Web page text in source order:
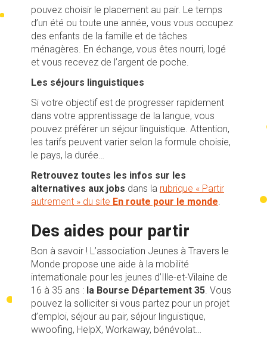
pouvez choisir le placement au pair. Le temps
d’un été ou toute une année, vous vous occupez
des enfants de la famille et de tâches
ménagères. En échange, vous êtes nourri, logé
et vous recevez de l’argent de poche.
Les séjours linguistiques
Si votre objectif est de progresser rapidement
dans votre apprentissage de la langue, vous
pouvez préférer un séjour linguistique. Attention,
les tarifs peuvent varier selon la formule choisie,
le pays, la durée…
Retrouvez toutes les infos sur les
alternatives aux jobs dans la rubrique « Partir
autrement » du site En route pour le monde.
Des aides pour partir
Bon à savoir ! L’association Jeunes à Travers le
Monde propose une aide à la mobilité
internationale pour les jeunes d’Ille-et-Vilaine de
16 à 35 ans : la Bourse Département 35. Vous
pouvez la solliciter si vous partez pour un projet
d’emploi, séjour au pair, séjour linguistique,
wwoofing, HelpX, Workaway, bénévolat…